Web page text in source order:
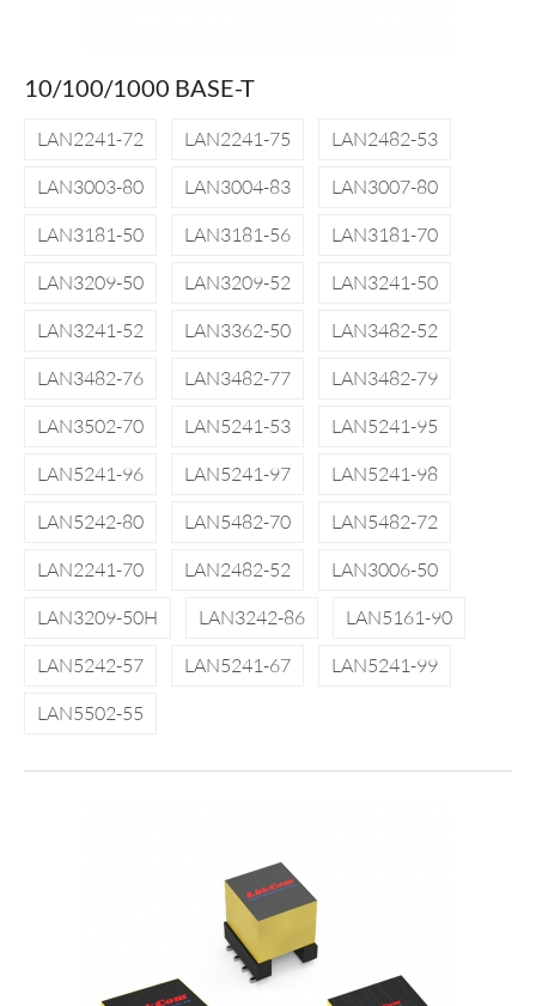
10/100/1000 BASE-T
LAN2241-72 LAN2241-75
LAN2482-53
LAN3003-80
LAN3004-83
LAN3007-80
LAN3181-50
LAN3181-56
LAN3181-70
LAN3209-50
LAN3209-52
LAN3241-50
LAN3241-52
LAN3362-50
LAN3482-52
LAN3482-76
LAN3482-77
LAN3482-79
LAN3502-70
LAN5241-53
LAN5241-95
LAN5241-96
LAN5241-97
LAN5241-98
LAN5242-80
LAN5482-70
LAN5482-72
LAN2241-70
LAN2482-52
LAN3006-50
LAN3209-50H
LAN3242-86
LAN5161-90
LAN5242-57
LAN5241-67
LAN5241-99
LAN5502-55